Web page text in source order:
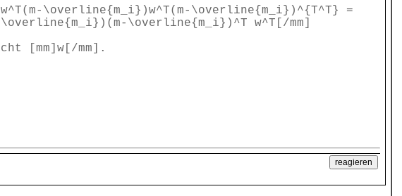
\overline{m_i})w^T(m-\overline{m_i})^{T^T} =
\overline{m_i})^T w^T[/mm]
[mm]w[/mm].